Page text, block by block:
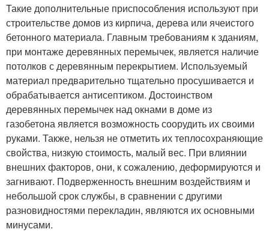
Такие дополнительные приспособления используют при
строительстве домов из кирпича, дерева или ячеистого
бетонного материала. Главным требованиям к зданиям,
при монтаже деревянных перемычек, является наличие
потолков с деревянным перекрытием. Используемый
материал предварительно тщательно просушивается и
обрабатывается антисептиком. Достоинством
деревянных перемычек над окнами в доме из
газобетона является возможность соорудить их своими
руками. Также, нельзя не отметить их теплосохраняющие
свойства, низкую стоимость, малый вес. При влиянии
внешних факторов, они, к сожалению, деформируются и
загнивают. Подверженность внешним воздействиям и
небольшой срок службы, в сравнении с другими
разновидностями перекладин, являются их основными
минусами.